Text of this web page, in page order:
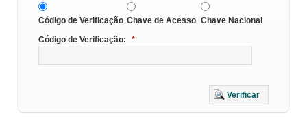
Código de Verificação Chave de Acesso Chave Nacional
Código de Verificação:
*
Verificar